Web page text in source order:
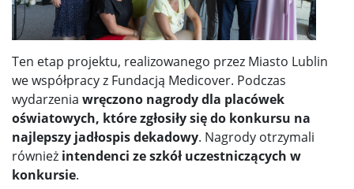
Ten etap projektu, realizowanego przez Miasto Lublin
we współpracy z Fundacją Medicover. Podczas
wydarzenia wręczono nagrody dla placówek
oświatowych, które zgłosiły się do konkursu na
najlepszy jadłospis dekadowy. Nagrody otrzymali
również intendenci ze szkół uczestniczących w
konkursie.